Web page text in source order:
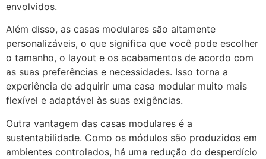
envolvidos.
Além disso, as casas modulares são altamente
personalizáveis, o que significa que você pode escolher
o tamanho, o layout e os acabamentos de acordo com
as suas preferências e necessidades. Isso torna a
experiência de adquirir uma casa modular muito mais
flexível e adaptável às suas exigências.
Outra vantagem das casas modulares é a
sustentabilidade. Como os módulos são produzidos em
ambientes controlados, há uma redução do desperdício